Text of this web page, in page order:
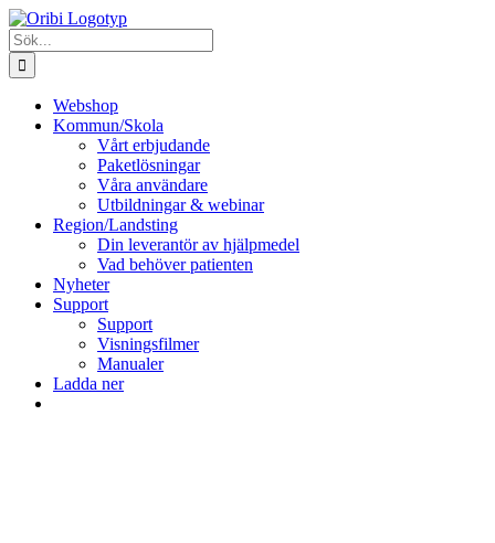
Fortsätt
till
innehållet
Sök
efter:
Webshop
Kommun/Skola
Vårt erbjudande
Paketlösningar
Våra användare
Utbildningar & webinar
Region/Landsting
Din leverantör av hjälpmedel
Vad behöver patienten
Nyheter
Support
Support
Visningsfilmer
Manualer
Ladda ner